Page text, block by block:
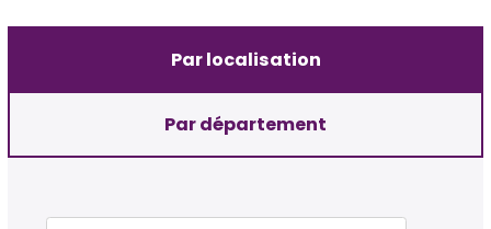
Par localisation
Par département